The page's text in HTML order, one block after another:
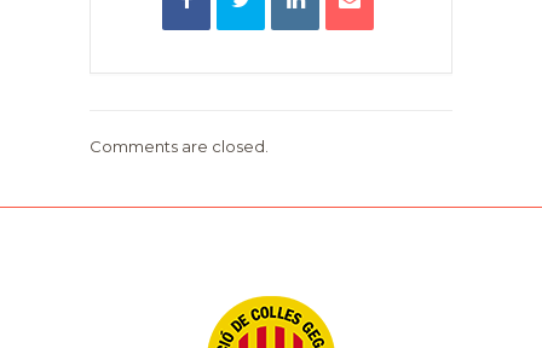
Comments are closed.